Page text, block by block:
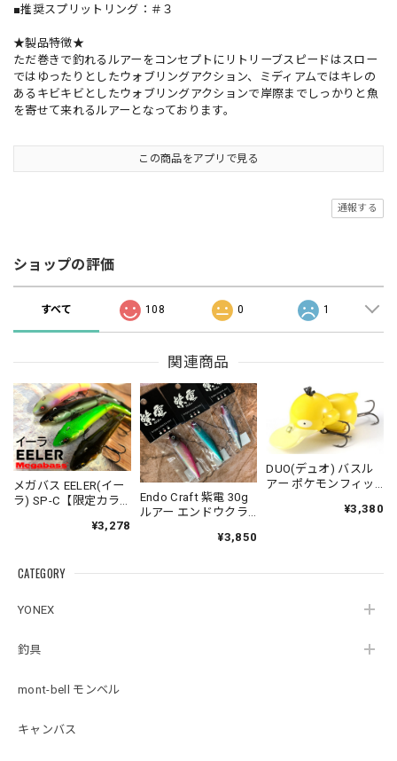
CATEGORY
YONEX
釣具
mont-bell モンベル
キャンバス
■推奨スプリットリング：＃３
★製品特徴★
ただ巻きで釣れるルアーをコンセプトにリトリーブスピードはスロー
ではゆったりとしたウォブリングアクション、ミディアムではキレの
あるキビキビとしたウォブリングアクションで岸際までしっかりと魚
を寄せて来れるルアーとなっております。
この商品をアプリで見る
通報する
ショップの評価
すべて 108 0 1
関連商品
メガバス EELER(イー
ラ) SP-C【限定カラ
トクローラーベイト
¥3,278
Endo Craft 紫電 30g
ルアー エンドウクラ
¥3,850
DUO(デュオ) バスル
アー ポケモンフィッ
¥3,380